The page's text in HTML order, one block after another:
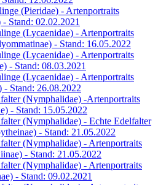
(Pieridae) - Artenportraits
Stand: 02.02.2021
(Lycaenidae) - Artenportraits
- Stand: 16.05.2022
(Lycaenidae) - Artenportraits
- Stand: 08.03.2021
(Lycaenidae) - Artenportraits
Stand: 26.08.2022
(Nymphalidae) -Artenportraits
- Stand: 15.05.2022
(Nymphalidae) - Echte Edelfalter
- Stand: 21.05.2022
(Nymphalidae) - Artenportraits
- Stand: 21.05.2022
(Nymphalidae) - Artenportraits
- Stand: 09.02.2021